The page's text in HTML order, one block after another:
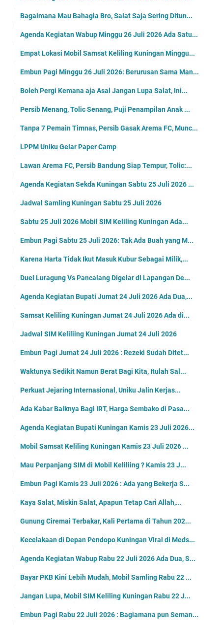
Bagaimana Mau Bahagia Bro, Salat Saja Sering Ditun...
Agenda Kegiatan Wabup Minggu 26 Juli 2026 Ada Satu...
Empat Lokasi Mobil Samsat Keliling Kuningan Minggu...
Embun Pagi Minggu 26 Juli 2026: Berurusan Sama Man...
Boleh Pergi Kemana aja Asal Jangan Lupa Salat, Ini...
Persib Menang, Tolic Senang, Puji Penampilan Anak ...
Tanpa 7 Pemain Timnas, Persib Gasak Arema FC, Munc...
LPPM Uniku Gelar Paper Camp
Lawan Arema FC, Persib Bandung Siap Tempur, Tolic:...
Agenda Kegiatan Sekda Kuningan Sabtu 25 Juli 2026 ...
Jadwal Samling Kuningan Sabtu 25 Juli 2026
Sabtu 25 Juli 2026 Mobil SIM Keliling Kuningan Ada...
Embun Pagi Sabtu 25 Juli 2026: Tak Ada Buah yang M...
Karena Harta Tidak Ikut Masuk Kubur Sebagai Milik,...
Duel Luragung Vs Pancalang Digelar di Lapangan De...
Agenda Kegiatan Bupati Jumat 24 Juli 2026 Ada Dua,...
Samsat Keliling Kuningan Jumat 24 Juli 2026 Ada di...
Jadwal SIM Keliliing Kuningan Jumat 24 Juli 2026
Embun Pagi Jumat 24 Juli 2026 : Rezeki Sudah Ditet...
Waktunya Sedikit Namun Berat Bagi Kita, Itulah Sal...
Perkuat Jejaring Internasional, Uniku Jalin Kerjas...
Ada Kabar Baiknya Bagi IRT, Harga Sembako di Pasa...
Agenda Kegiatan Bupati Kuningan Kamis 23 Juli 2026...
Mobil Samsat Keliling Kuningan Kamis 23 Juli 2026 ...
Mau Perpanjang SIM di Mobil Keliliing ? Kamis 23 J...
Embun Pagi Kamis 23 Juli 2026 : Ada yang Bekerja S...
Kaya Salat, Miskin Salat, Apapun Tetap Cari Allah,...
Gunung Ciremai Terbakar, Kali Pertama di Tahun 202...
Kecelakaan di Depan Pendopo Kuningan Viral di Meds...
Agenda Kegiatan Wabup Rabu 22 Juli 2026 Ada Dua, S...
Bayar PKB Kini Lebih Mudah, Mobil Samling Rabu 22 ...
Jangan Lupa, Mobil SIM Keliling Kuningan Rabu 22 J...
Embun Pagi Rabu 22 Juli 2026 : Bagiamana pun Seman...